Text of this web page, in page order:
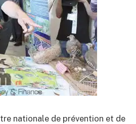
nationale de prévention et de